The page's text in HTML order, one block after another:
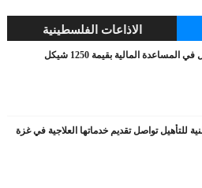
الاذاعات الفلسطينية
المالية بقيمة 1250 شيكل
للتأهيل تواصل تقديم خدماتها العلاجية في غزة